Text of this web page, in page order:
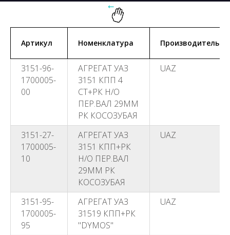
Артикул Номенклатура Производитель
3151-96-
1700005-
00
АГРЕГАТ УАЗ
3151 КПП 4
СТ+РК Н/О
ПЕР.ВАЛ 29ММ
РК КОСОЗУБАЯ
UAZ
3151-27-
1700005-
10
АГРЕГАТ УАЗ
3151 КПП+РК
Н/О ПЕР.ВАЛ
29ММ РК
КОСОЗУБАЯ
UAZ
3151-95-
1700005-
95
АГРЕГАТ УАЗ
31519 КПП+РК
"DYMOS"
UAZ